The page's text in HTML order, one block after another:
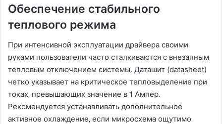
Обеспечение стабильного
теплового режима
При интенсивной эксплуатации драйвера своими
руками пользователи часто сталкиваются с внезапным
тепловым отключением системы. Даташит (datasheet)
четко указывает на критическое тепловыделение при
токах‚ превышающих значение в 1 Ампер.
Рекомендуется устанавливать дополнительное
активное охлаждение‚ если микросхема ощутимо